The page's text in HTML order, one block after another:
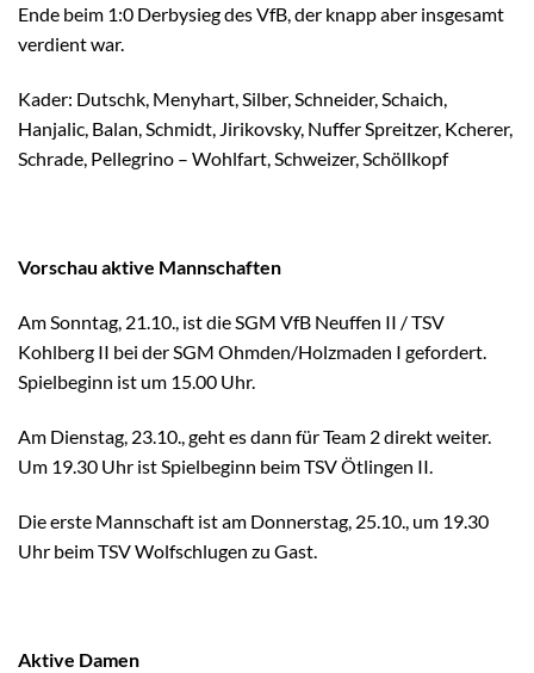
Ende beim 1:0 Derbysieg des VfB, der knapp aber insgesamt
verdient war.
Kader: Dutschk, Menyhart, Silber, Schneider, Schaich,
Hanjalic, Balan, Schmidt, Jirikovsky, Nuffer Spreitzer, Kcherer,
Schrade, Pellegrino – Wohlfart, Schweizer, Schöllkopf
Vorschau aktive Mannschaften
Am Sonntag, 21.10., ist die SGM VfB Neuffen II / TSV
Kohlberg II bei der SGM Ohmden/Holzmaden I gefordert.
Spielbeginn ist um 15.00 Uhr.
Am Dienstag, 23.10., geht es dann für Team 2 direkt weiter.
Um 19.30 Uhr ist Spielbeginn beim TSV Ötlingen II.
Die erste Mannschaft ist am Donnerstag, 25.10., um 19.30
Uhr beim TSV Wolfschlugen zu Gast.
Aktive Damen